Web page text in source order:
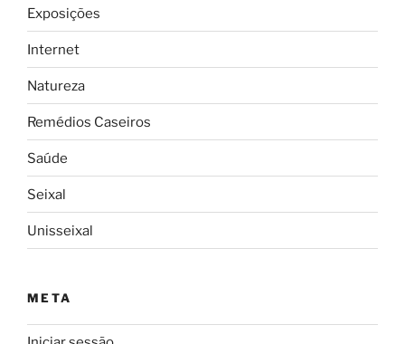
Exposições
Internet
Natureza
Remédios Caseiros
Saúde
Seixal
Unisseixal
META